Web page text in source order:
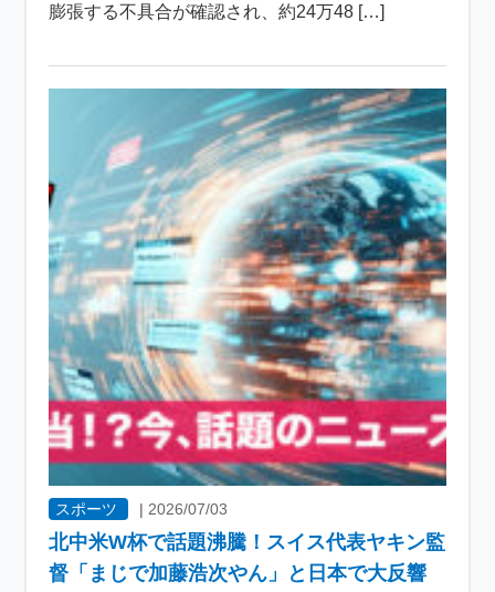
膨張する不具合が確認され、約24万48 […]
スポーツ |2026/07/03
北中米W杯で話題沸騰！スイス代表ヤキン監
督「まじで加藤浩次やん」と日本で大反響